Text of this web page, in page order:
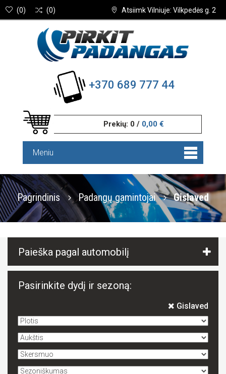
Atsiimk Vilniuje: Vilkpedės g. 2
(0) (0)
+370 689 777 44
Prekių: 0 / 0,00 €
Meniu
Pagrindinis Padangų gamintojai Gislaved
Paieška pagal automobilį
Pasirinkite dydį ir sezoną:
Gislaved